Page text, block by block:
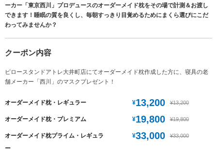
ーカー「東京西川」プロデュースのオーダーメイド枕をその場で計測＆お渡し
できます！睡眠の質を良くし、毎朝すっきり目覚めるためにまくら選びにこだ
わってみませんか？
クーポン内容
ピロースタンドアトレ大井町店にてオーダーメイド枕作成した方に、寝具の老
舗メーカー「西川」のマスクプレゼント！
オーダーメイド枕・レギュラー ¥13,200 ¥13,200
オーダーメイド枕・プレミアム ¥19,800 ¥19,800
オーダーメイド枕プライム・レギュラ
ー
¥33,000 ¥33,000